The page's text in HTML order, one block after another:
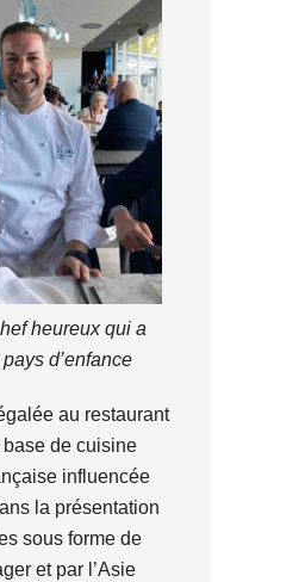
heureux qui a
d’enfance
au restaurant
base de cuisine
influencée
la présentation
sous forme de
et par l’Asie